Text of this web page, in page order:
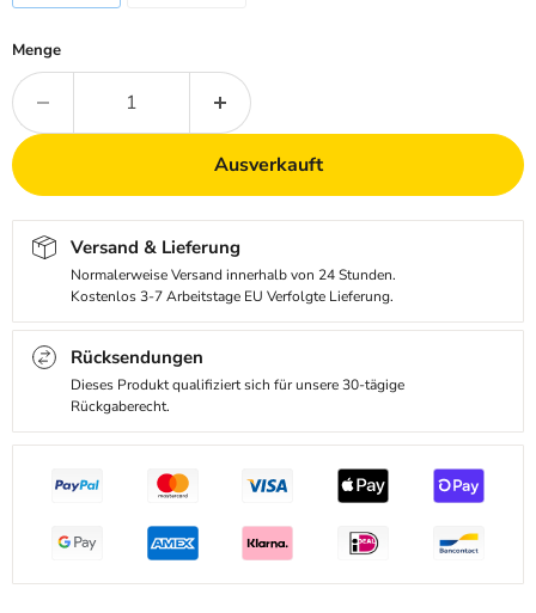
Menge
Ausverkauft
Versand & Lieferung
Normalerweise Versand innerhalb von 24 Stunden.
Kostenlos 3-7 Arbeitstage EU Verfolgte Lieferung.
Rücksendungen
Dieses Produkt qualifiziert sich für unsere 30-tägige
Rückgaberecht.